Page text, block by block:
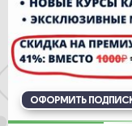
ОФОРМИТЬ